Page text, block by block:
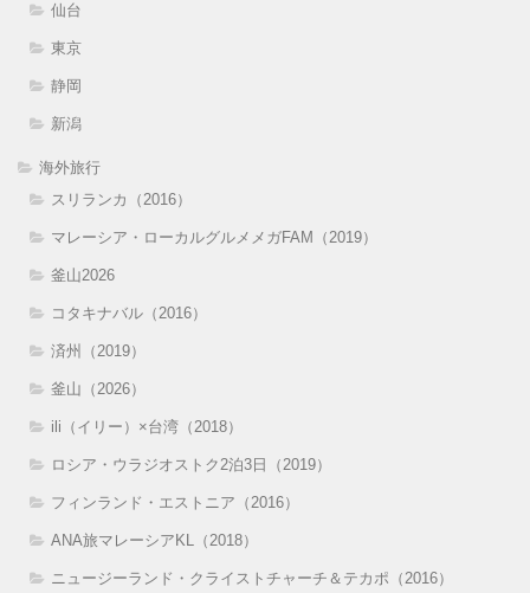
仙台
東京
静岡
新潟
海外旅行
スリランカ（2016）
マレーシア・ローカルグルメメガFAM（2019）
釜山2026
コタキナバル（2016）
済州（2019）
釜山（2026）
ili（イリー）×台湾（2018）
ロシア・ウラジオストク2泊3日（2019）
フィンランド・エストニア（2016）
ANA旅マレーシアKL（2018）
ニュージーランド・クライストチャーチ＆テカポ（2016）